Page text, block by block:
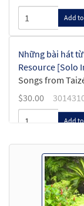
Add
Những bài hát
Resource [Solo
Songs from
$30.00
Add